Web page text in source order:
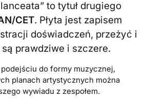
to tytuł drugiego
CET. Płyta jest zapisem
doświadczeń, przeżyć i
prawdziwe i szczere.
do formy muzycznej,
planach artystycznych można
wywiadu z zespołem.